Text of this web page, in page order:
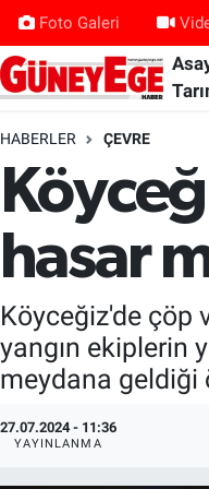
Foto Galeri
HABERLER ÇEVRE
hasar
Köyceğiz'de çöp
yangın ekiplerin
meydana geldiği
27.07.2024 - 11:36
YAYINLANMA
Durumu
Yoğunluk Haritası
Durumu ve Fikstür
Haberleri